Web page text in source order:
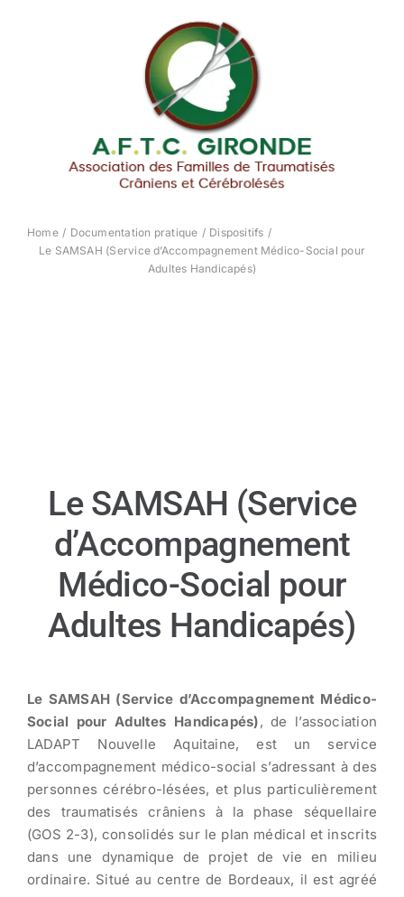
Home Documentation pratique
Dispositifs
Le SAMSAH (Service d’Accompagnement Médico-Social pour
Adultes Handicapés)
Le SAMSAH (Service
d’Accompagnement
Médico-Social pour
Adultes Handicapés)
Le SAMSAH (Service d’Accompagnement Médico-
Social pour Adultes Handicapés), de l’association
LADAPT Nouvelle Aquitaine, est un service
d’accompagnement médico-social s’adressant à des
personnes cérébro-lésées, et plus particulièrement
des traumatisés crâniens à la phase séquellaire
(GOS 2-3), consolidés sur le plan médical et inscrits
dans une dynamique de projet de vie en milieu
ordinaire. Situé au centre de Bordeaux, il est agréé